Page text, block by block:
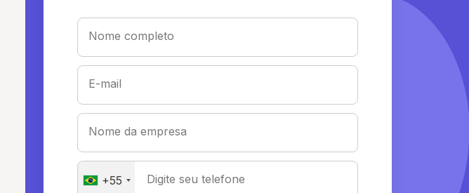
Nome completo
E-mail
Nome da empresa
+55 Digite seu telefone